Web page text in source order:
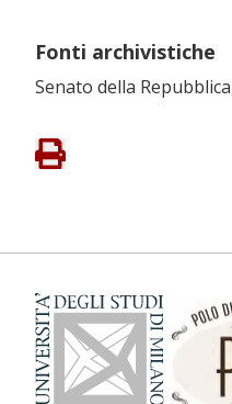
Fonti archivistiche
Senato della